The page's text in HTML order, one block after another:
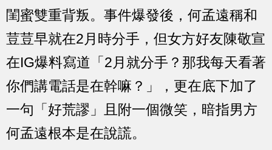
閨蜜雙重背叛。事件爆發後，何孟遠稱和
荳荳早就在2月時分手，但女方好友陳敬宣
在IG爆料寫道「2月就分手？那我每天看著
你們講電話是在幹嘛？」，更在底下加了
一句「好荒謬」且附一個微笑，暗指男方
何孟遠根本是在說謊。